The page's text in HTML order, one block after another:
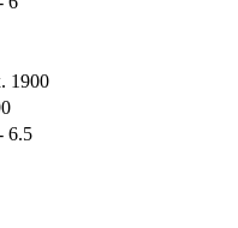
1900
6.5